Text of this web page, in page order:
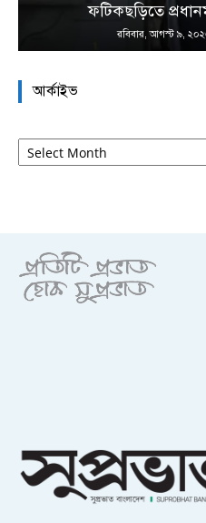
ফটিকছড়িতে
রবিবার, আগস্ট ৯,
আর্কাইভ
আর্কাইভ